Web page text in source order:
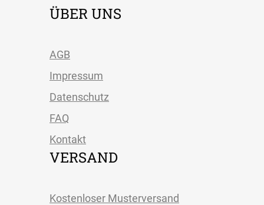
ÜBER UNS
AGB
Impressum
Datenschutz
FAQ
Kontakt
VERSAND
Kostenloser Musterversand